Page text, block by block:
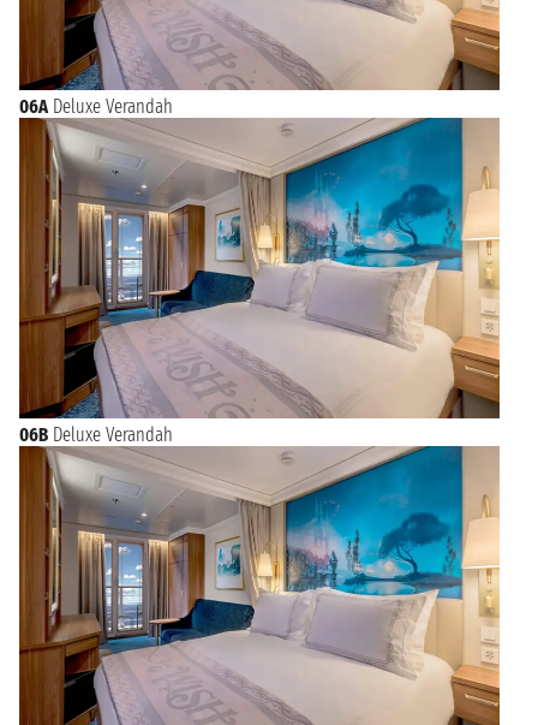
06A Deluxe Verandah
06B Deluxe Verandah